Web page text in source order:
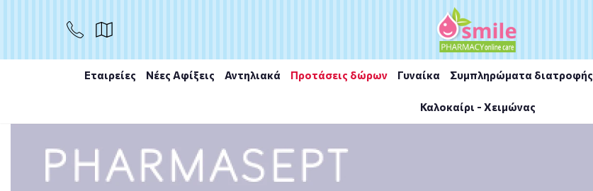
Εταιρείες Νέες Αφίξεις Αντηλιακά Προτάσεις δώρων Γυναίκα Συμπληρώματα διατροφής
Καλοκαίρι - Χειμώνας
Mustela Σαμπουάν σε μορφή Αφρού για Βρέφη 150ml
ΑΓΟΡΑ